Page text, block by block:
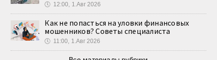
🕔 12:00, 1.Авг 2026
Как не попасться на уловки финансовых
мошенников? Советы специалиста
🕔 11:00, 1.Авг 2026